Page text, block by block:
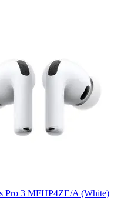
Pro 3 MFHP4ZE/A (White)